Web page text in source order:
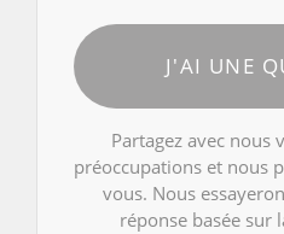
J'AI UNE
Partagez avec nous
préoccupations et nous
vous. Nous
réponse basée sur